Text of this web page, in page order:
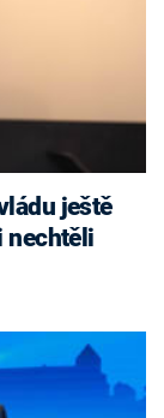
ještě
nechtěli